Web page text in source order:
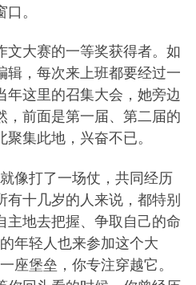
。
文大赛的一等奖获得者。如
辑，每次来上班都要经过一
年这里的召集大会，她旁边
，前面是第一届、第二届的
集此地，兴奋不已。
像打了一场仗，共同经历
有十几岁的人来说，都特别
主地去把握、争取自己的命
年轻人也来参加这个大
座堡垒，你专注穿越它。